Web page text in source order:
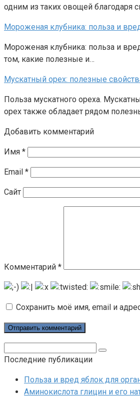
одним из таких овощей благодаря
Мороженая клубника: польза и
Мороженая клубника: польза и
том, какие полезные и…
Мускатный орех: полезные
Польза мускатного ореха.
орех также обладает рядом
Добавить комментарий
Имя *
Email *
Сайт
Комментарий *
Сохранить моё имя, email и
Последние публикации
Польза и вред яблок для
Аминокислота глицин и его